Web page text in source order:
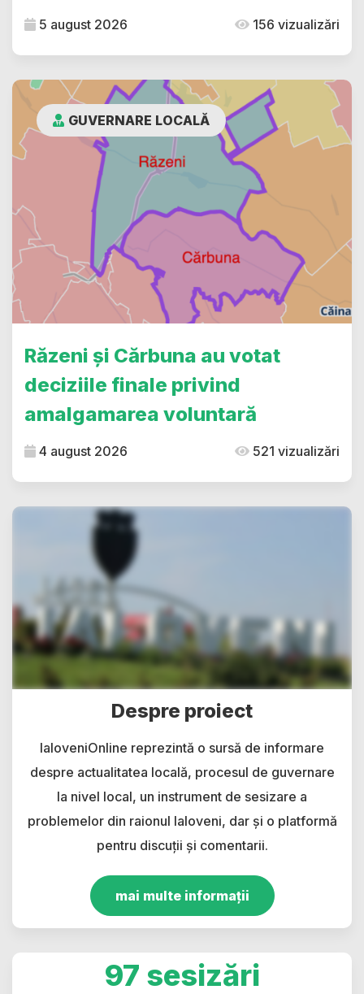
5 august 2026 156 vizualizări
GUVERNARE LOCALĂ
Răzeni și Cărbuna au votat
deciziile finale privind
amalgamarea voluntară
4 august 2026 521 vizualizări
Despre proiect
IaloveniOnline reprezintă o sursă de informare
despre actualitatea locală, procesul de guvernare
la nivel local, un instrument de sesizare a
problemelor din raionul Ialoveni, dar și o platformă
pentru discuții și comentarii.
mai multe informații
97 sesizări